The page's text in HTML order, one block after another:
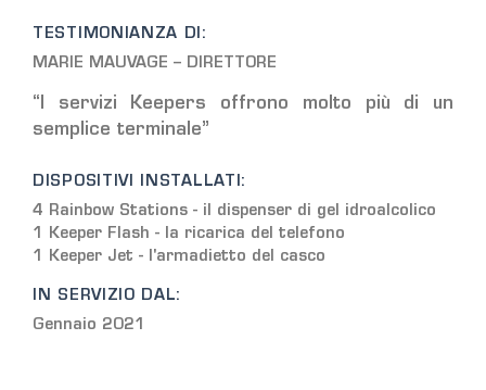
TESTIMONIANZA DI:
MARIE MAUVAGE – DIRETTORE
“I servizi Keepers offrono molto più di un
semplice terminale”
DISPOSITIVI INSTALLATI:
4 Rainbow Stations - il dispenser di gel idroalcolico
1 Keeper Flash - la ricarica del telefono
1 Keeper Jet - l'armadietto del casco
IN SERVIZIO DAL:
Gennaio 2021